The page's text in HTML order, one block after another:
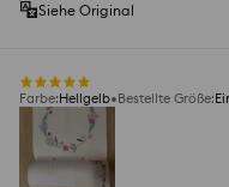
Siehe Original
Farbe:Hellgelb Bestellte Größe: